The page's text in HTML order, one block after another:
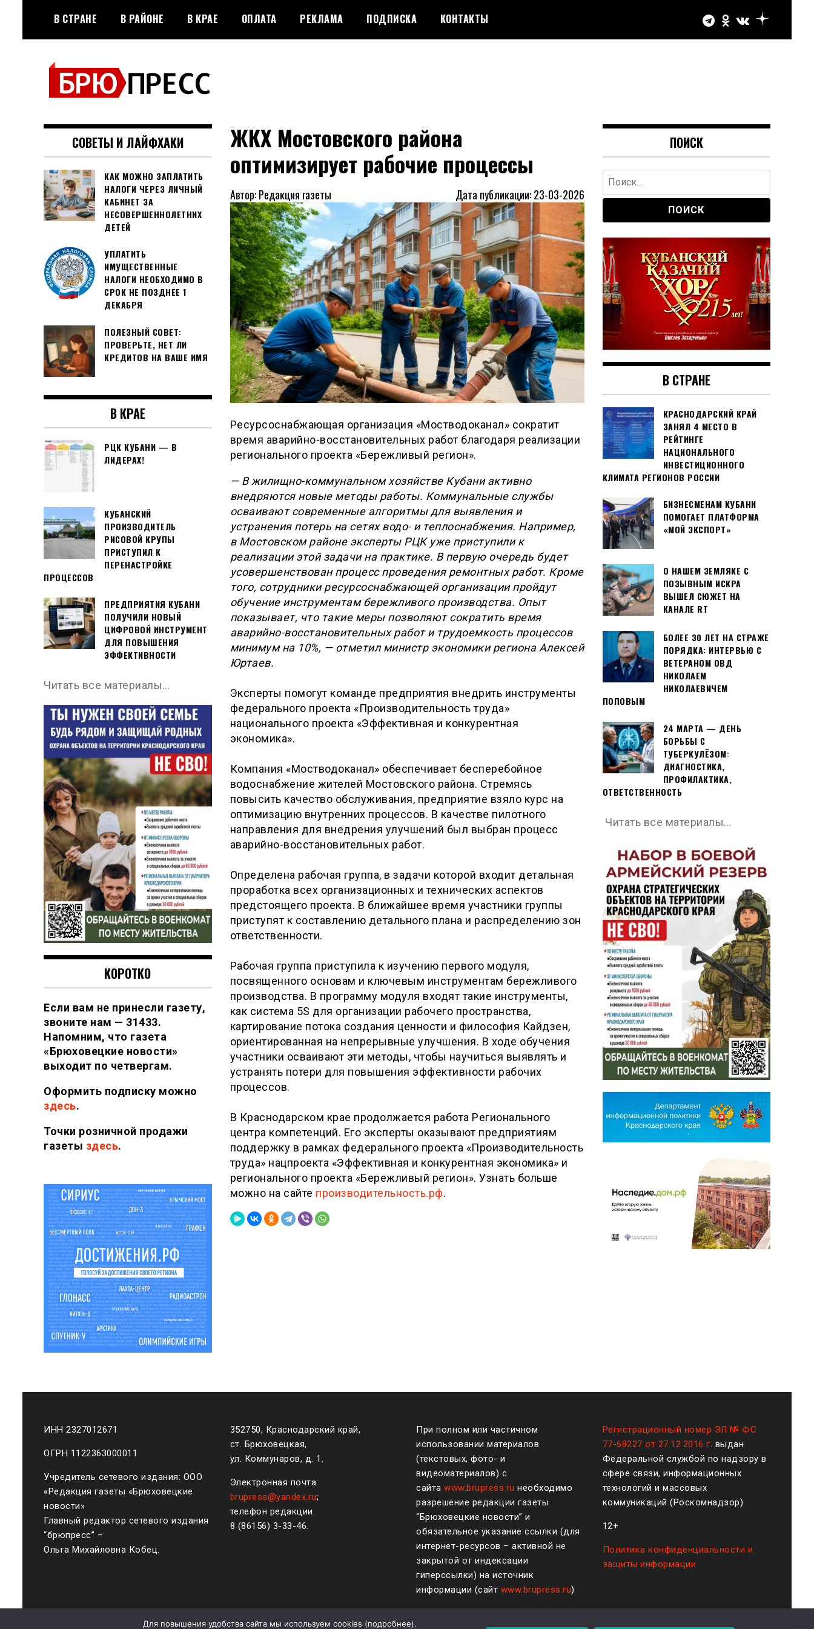
содержимому
В СТРАНЕ В РАЙОНЕ В КРАЕ ОПЛАТА РЕКЛАМА ПОДПИСКА КОНТАКТЫ
БРЮПРЕСС
Официальный сайт газеты
"Брюховецкие новости"
ЖКХ Мостовского района
оптимизирует рабочие процессы
Автор: Редакция газеты Дата публикации: 23-03-2026
Ресурсоснабжающая организация «Мостводоканал» сократит
время аварийно-восстановительных работ благодаря реализации
регионального проекта «Бережливый регион».
— В жилищно-коммунальном хозяйстве Кубани активно
внедряются новые методы работы. Коммунальные службы
осваивают современные алгоритмы для выявления и
устранения потерь на сетях водо- и теплоснабжения. Например,
в Мостовском районе эксперты РЦК уже приступили к
реализации этой задачи на практике. В первую очередь будет
усовершенствован процесс проведения ремонтных работ. Кроме
того, сотрудники ресурсоснабжающей организации пройдут
обучение инструментам бережливого производства. Опыт
показывает, что такие меры позволяют сократить время
аварийно-восстановительных работ и трудоемкость процессов
минимум на 10%, — отметил министр экономики региона Алексей
Юртаев.
Эксперты помогут команде предприятия внедрить инструменты
федерального проекта «Производительность труда»
национального проекта «Эффективная и конкурентная
экономика».
Компания «Мостводоканал» обеспечивает бесперебойное
водоснабжение жителей Мостовского района. Стремясь
повысить качество обслуживания, предприятие взяло курс на
оптимизацию внутренних процессов. В качестве пилотного
направления для внедрения улучшений был выбран процесс
аварийно-восстановительных работ.
Определена рабочая группа, в задачи которой входит детальная
проработка всех организационных и технических аспектов
предстоящего проекта. В ближайшее время участники группы
приступят к составлению детального плана и распределению зон
ответственности.
Рабочая группа приступила к изучению первого модуля,
посвященного основам и ключевым инструментам бережливого
производства. В программу модуля входят такие инструменты,
как система 5S для организации рабочего пространства,
картирование потока создания ценности и философия Кайдзен,
ориентированная на непрерывные улучшения. В ходе обучения
участники осваивают эти методы, чтобы научиться выявлять и
устранять потери для повышения эффективности рабочих
процессов.
В Краснодарском крае продолжается работа Регионального
центра компетенций. Его эксперты оказывают предприятиям
поддержку в рамках федерального проекта «Производительность
труда» нацпроекта «Эффективная и конкурентная экономика» и
регионального проекта «Бережливый регион». Узнать больше
можно на сайте производительность.рф.
СОВЕТЫ И ЛАЙФХАКИ
КАК МОЖНО ЗАПЛАТИТЬ
НАЛОГИ ЧЕРЕЗ ЛИЧНЫЙ
КАБИНЕТ ЗА
НЕСОВЕРШЕННОЛЕТНИХ
ДЕТЕЙ
УПЛАТИТЬ
ИМУЩЕСТВЕННЫЕ
НАЛОГИ НЕОБХОДИМО В
СРОК НЕ ПОЗДНЕЕ 1
ДЕКАБРЯ
ПОЛЕЗНЫЙ СОВЕТ:
ПРОВЕРЬТЕ, НЕТ ЛИ
КРЕДИТОВ НА ВАШЕ ИМЯ
В КРАЕ
РЦК КУБАНИ — В
ЛИДЕРАХ!
КУБАНСКИЙ
ПРОИЗВОДИТЕЛЬ
РИСОВОЙ КРУПЫ
ПРИСТУПИЛ К
ПЕРЕНАСТРОЙКЕ
ПРОЦЕССОВ
ПРЕДПРИЯТИЯ КУБАНИ
ПОЛУЧИЛИ НОВЫЙ
ЦИФРОВОЙ ИНСТРУМЕНТ
ДЛЯ ПОВЫШЕНИЯ
ЭФФЕКТИВНОСТИ
Читать все материалы…
КОРОТКО
Если вам не принесли газету,
звоните нам — 31433.
Напомним, что газета
«Брюховецкие новости»
выходит по четвергам.
Оформить подписку можно
здесь.
Точки розничной продажи
газеты здесь.
ПОИСК
Найти:
В СТРАНЕ
КРАСНОДАРСКИЙ КРАЙ
ЗАНЯЛ 4 МЕСТО В
РЕЙТИНГЕ
НАЦИОНАЛЬНОГО
ИНВЕСТИЦИОННОГО
КЛИМАТА РЕГИОНОВ РОССИИ
БИЗНЕСМЕНАМ КУБАНИ
ПОМОГАЕТ ПЛАТФОРМА
«МОЙ ЭКСПОРТ»
О НАШЕМ ЗЕМЛЯКЕ С
ПОЗЫВНЫМ ИСКРА
ВЫШЕЛ СЮЖЕТ НА
КАНАЛЕ RT
БОЛЕЕ 30 ЛЕТ НА СТРАЖЕ
ПОРЯДКА: ИНТЕРВЬЮ С
ВЕТЕРАНОМ ОВД
НИКОЛАЕМ
НИКОЛАЕВИЧЕМ
ПОПОВЫМ
24 МАРТА — ДЕНЬ
БОРЬБЫ С
ТУБЕРКУЛЁЗОМ:
ДИАГНОСТИКА,
ПРОФИЛАКТИКА,
ОТВЕТСТВЕННОСТЬ
Читать все материалы…
ИНН 2327012671
ОГРН 1122363000011
Учредитель сетевого издания: ООО
«Редакция газеты «Брюховецкие
новости»
Главный редактор сетевого издания
“брюпресс” –
Ольга Михайловна Кобец.
352750, Краснодарский край,
ст. Брюховецкая,
ул. Коммунаров, д. 1.
Электронная почта:
brupress@yandex.ru;
телефон редакции:
8 (861 56) 3-33-46.
При полном или частичном
использовании материалов
(текстовых, фото- и
видеоматериалов) с
сайта www.brupress.ru необходимо
разрешение редакции газеты
“Брюховецкие новости” и
обязательное указание ссылки (для
интернет-ресурсов – активной не
закрытой от индексации
гиперссылки) на источник
информации (сайт www.brupress.ru)
Регистрационный номер ЭЛ № ФС
77-68227 от 27.12.2016 г. выдан
Федеральной службой по надзору в
сфере связи, информационных
технологий и массовых
коммуникаций (Роскомнадзор)
12+
Политика конфиденциальности и
защиты информации
Для повышения удобства сайта мы используем cookies (подробнее).